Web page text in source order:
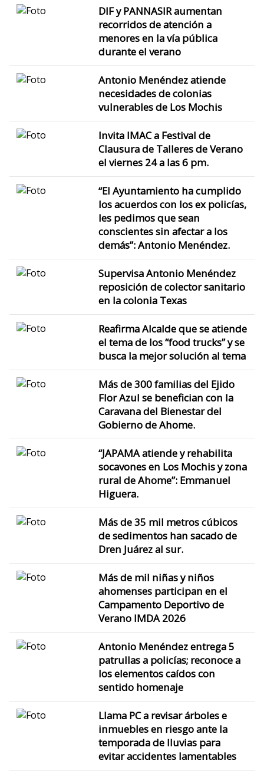
DIF y PANNASIR aumentan
recorridos de atención a
menores en la vía pública
durante el verano
Antonio Menéndez atiende
necesidades de colonias
vulnerables de Los Mochis
Invita IMAC a Festival de
Clausura de Talleres de Verano
el viernes 24 a las 6 pm.
“El Ayuntamiento ha cumplido
los acuerdos con los ex policías,
les pedimos que sean
conscientes sin afectar a los
demás”: Antonio Menéndez.
Supervisa Antonio Menéndez
reposición de colector sanitario
en la colonia Texas
Reafirma Alcalde que se atiende
el tema de los “food trucks” y se
busca la mejor solución al tema
Más de 300 familias del Ejido
Flor Azul se benefician con la
Caravana del Bienestar del
Gobierno de Ahome.
“JAPAMA atiende y rehabilita
socavones en Los Mochis y zona
rural de Ahome”: Emmanuel
Higuera.
Más de 35 mil metros cúbicos
de sedimentos han sacado de
Dren Juárez al sur.
Más de mil niñas y niños
ahomenses participan en el
Campamento Deportivo de
Verano IMDA 2026
Antonio Menéndez entrega 5
patrullas a policías; reconoce a
los elementos caídos con
sentido homenaje
Llama PC a revisar árboles e
inmuebles en riesgo ante la
temporada de lluvias para
evitar accidentes lamentables